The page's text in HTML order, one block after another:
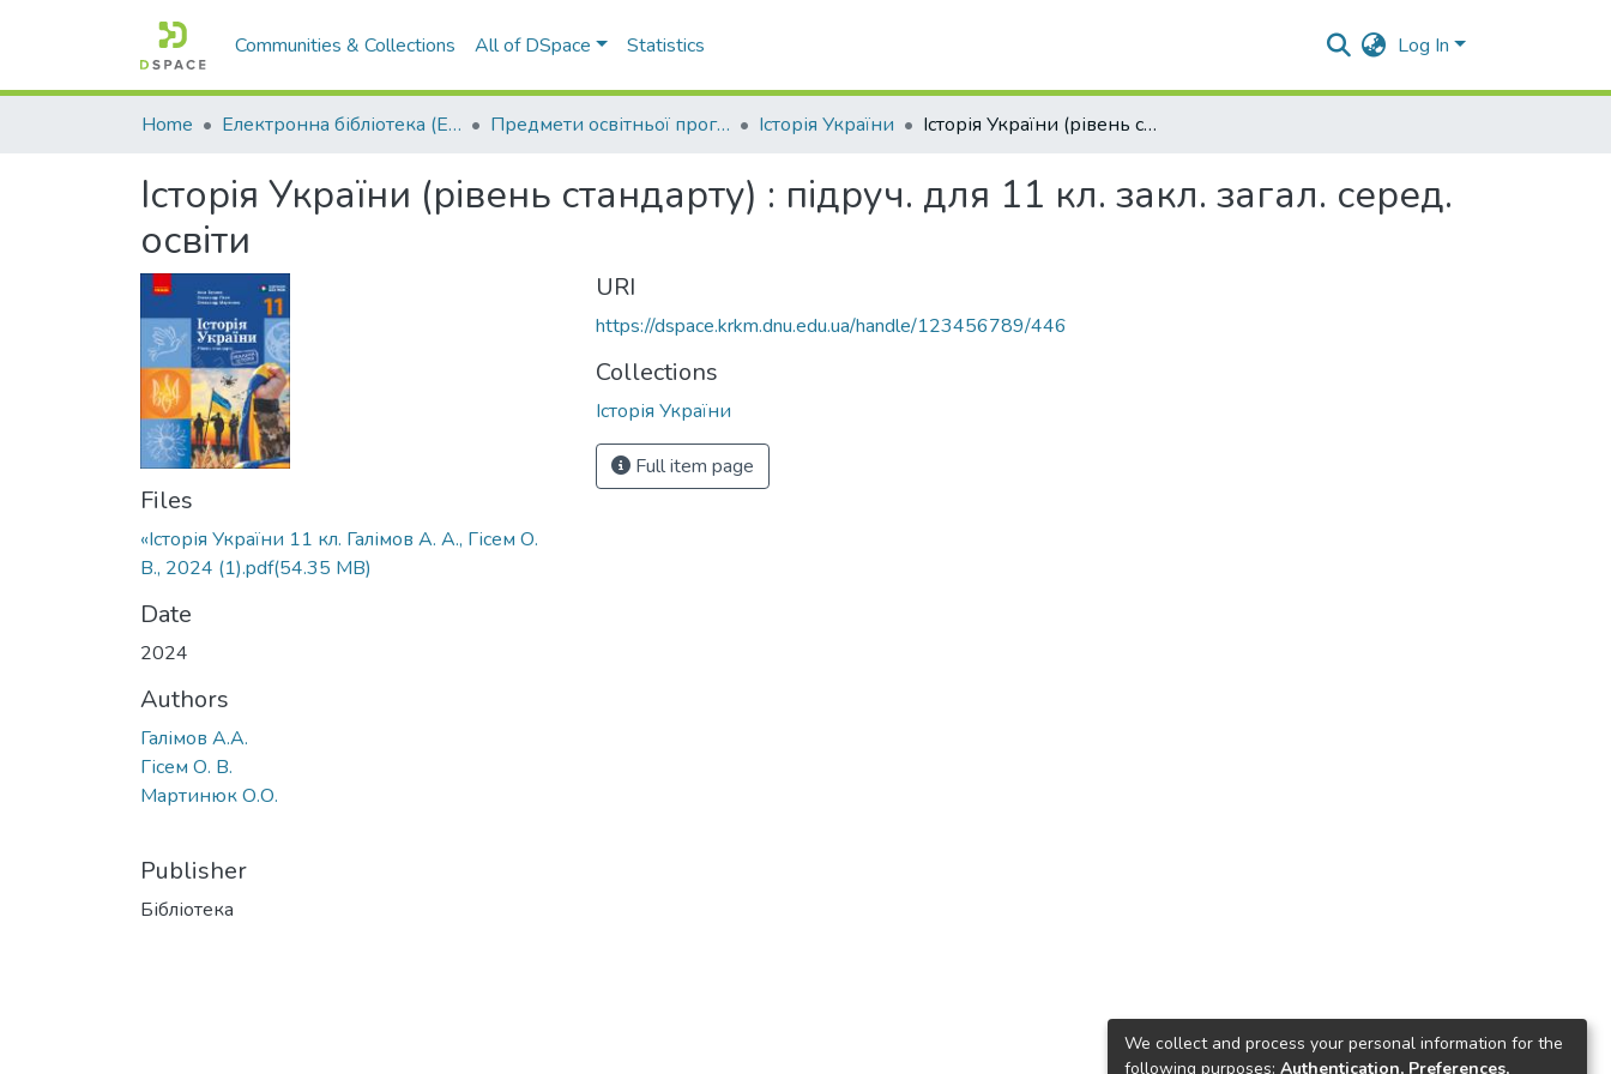
Communities & Collections All of DSpace Statistics Log In
Home Електронна бібліотека (E-Book) Предмети освітньої програми профільної середньої освіти Історія України Історія України (рівень стандарту) : підруч. для 11 кл. закл. загал. серед. освіти
Історія України (рівень стандарту) : підруч. для 11 кл. закл. загал. серед.
освіти
Files
«Історія України 11 кл. Галімов А. А., Гісем О.
В., 2024 (1).pdf(54.35 MB)
Date
2024
Authors
Галімов А.А.
Гісем О. В.
Мартинюк О.О.
Publisher
Бібліотека
URI
https://dspace.krkm.dnu.edu.ua/handle/123456789/446
Collections
Історія України
Full item page
We collect and process your personal information for the
following purposes: Authentication, Preferences,